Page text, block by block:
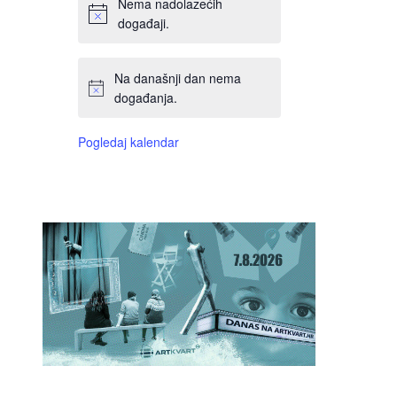
Nema nadolazećih
događaji.
Na današnji dan nema
događanja.
Pogledaj kalendar